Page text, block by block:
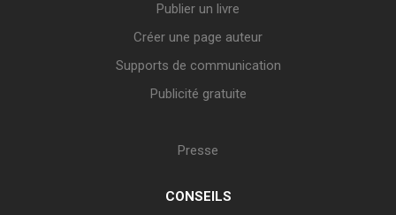
Publier un livre
Créer une page auteur
Supports de communication
Publicité gratuite
Presse
CONSEILS